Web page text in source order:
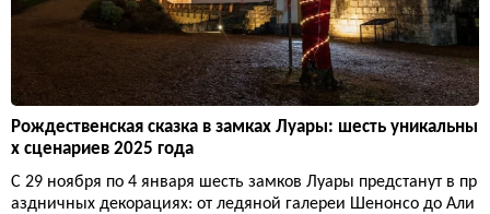
Рождественская сказка в замках Луары: шесть уникальны
х сценариев 2025 года
С 29 ноября по 4 января шесть замков Луары предстанут в пр
аздничных декорациях: от ледяной галереи Шенонсо до Али